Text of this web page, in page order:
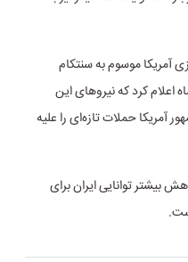
آمریکا موسوم به سنتکام
به وقت محلی 17 تیرماه اعلام کرد که نیروهای این
آمریکا حملات تازه‌ای را علیه
بیشتر توانایی ایران برای